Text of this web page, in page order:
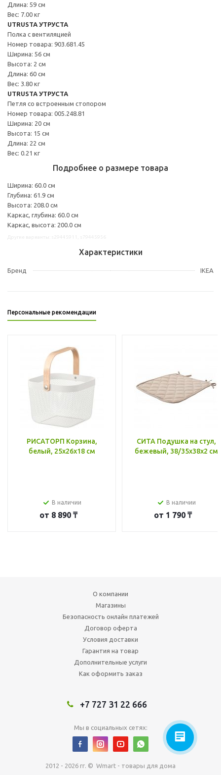
Длина: 59 см
Вес: 7.00 кг
UTRUSTA УТРУСТА
Полка с вентиляцией
Номер товара: 903.681.45
Ширина: 56 см
Высота: 2 см
Длина: 60 см
Вес: 3.80 кг
UTRUSTA УТРУСТА
Петля со встроенным стопором
Номер товара: 005.248.81
Ширина: 20 см
Высота: 15 см
Длина: 22 см
Вес: 0.21 кг
Подробнее о размере товара
Ширина: 60.0 см
Глубина: 61.9 см
Высота: 208.0 см
Каркас, глубина: 60.0 см
Каркас, высота: 200.0 см
Характеристики
Бренд IKEA
Персональные рекомендации
РИСАТОРП Корзина,
белый, 25x26x18 см
В наличии
от 8 890 ₸
СИТА Подушка на стул,
бежевый, 38/35x38x2 см
В наличии
от 1 790 ₸
О компании
Магазины
Безопасность онлайн платежей
Договор оферта
Условия доставки
Гарантия на товар
Дополнительные услуги
Как оформить заказ
+7 727 31 22 666
Мы в социальных сетях:
2012 - 2026 гг. © Wmart - товары для дома